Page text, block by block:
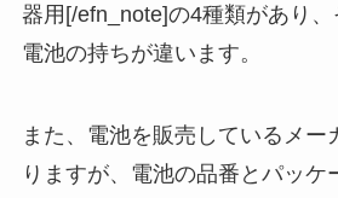
器用[/efn_note]の4種類があり
電池の持ちが違います。
また、電池を販売しているメー
りますが、電池の品番とパッケ